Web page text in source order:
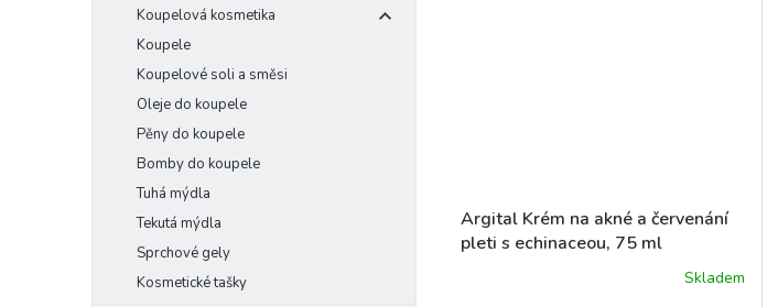
Koupelová kosmetika
Koupele
Koupelové soli a směsi
Oleje do koupele
Pěny do koupele
Bomby do koupele
Tuhá mýdla
Tekutá mýdla
Sprchové gely
Kosmetické tašky
Argital Krém na akné a červenání
pleti s echinaceou, 75 ml
Skladem